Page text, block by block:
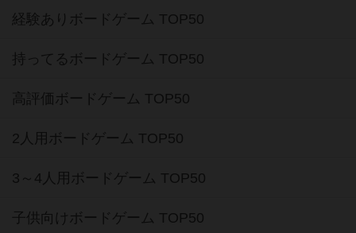
経験ありボードゲーム TOP50
持ってるボードゲーム TOP50
高評価ボードゲーム TOP50
2人用ボードゲーム TOP50
3～4人用ボードゲーム TOP50
子供向けボードゲーム TOP50